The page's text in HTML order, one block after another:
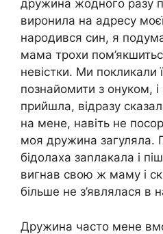
дружина жодного разу
виронила на адресу
народився син, я
мама трохи
невістки. Ми покликали
познайомити з онуком,
прийшла, відразу
на мене, навіть не
моя дружина загуляла.
бідолаха заnлакала і
вигнав свою ж маму і
більше не з’являлася в
Дружина часто мене